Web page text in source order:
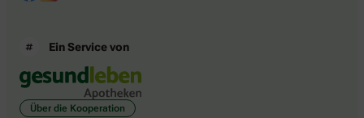
Ein Service von
Über die Kooperation